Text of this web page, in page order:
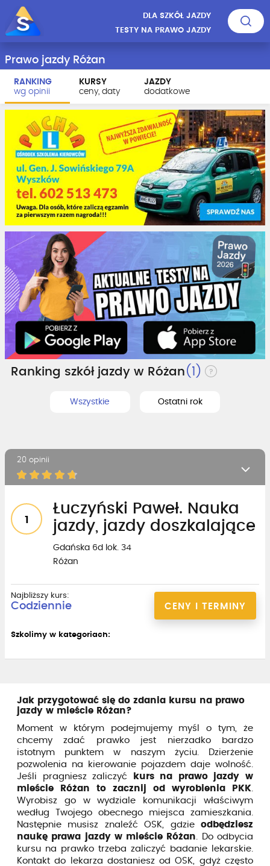
DLA SZKÓŁ JAZDY
TESTY NA PRAWO JAZDY
Prawo jazdy Różan
RANKING
wg opinii
KURSY
ceny, daty
JAZDY
dodatkowe
Ranking szkół jazdy w Różan (1)
Wszystkie Ostatni rok
20 opinii
1
Łuczyński Paweł. Nauka
jazdy, jazdy doszkalające
Gdańska 6d lok. 34
Różan
CENY I TERMINY
Najbliższy kurs:
Codziennie
Szkolimy w kategoriach:
Jak przygotować się do zdania kursu na prawo
jazdy w mieście Różan?
Moment w którym podejmujemy myśl o tym, że
chcemy zdać prawko jest nierzadko bardzo
istotnym punktem w naszym życiu. Dzierżenie
pozwolenia na kierowanie pojazdem daje wolność.
Jeśli pragniesz zaliczyć
kurs na prawo jazdy w
mieście Różan to zacznij od wyrobienia PKK
Wyrobisz go w wydziale komunikacji właściwym
według Twojego obecnego miejsca zamieszkania.
Następnie musisz znaleźć OSK, gdzie odbędziesz
naukę prawa jazdy w mieście Różan . Do odbycia
kursu na prawko trzeba zaliczyć badanie lekarskie.
Kontakt do lekarza dostaniesz od OSK, gdyż często